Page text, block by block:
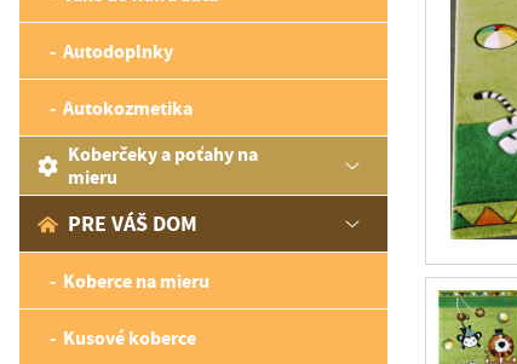
Autodoplnky
Autokozmetika
Koberčeky a poťahy na
mieru
PRE VÁŠ DOM
Koberce na mieru
Kusové koberce